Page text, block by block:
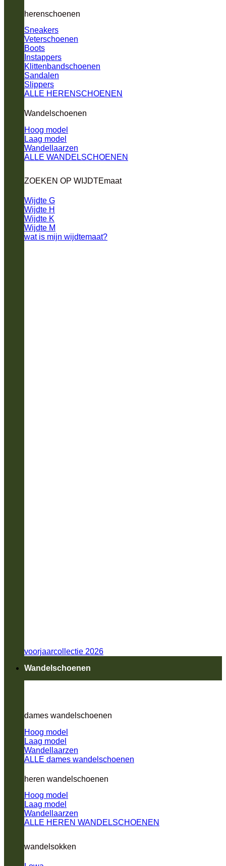
herenschoenen
Sneakers
Veterschoenen
Boots
Instappers
Klittenbandschoenen
Sandalen
Slippers
ALLE HERENSCHOENEN
Wandelschoenen
Hoog model
Laag model
Wandellaarzen
ALLE WANDELSCHOENEN
ZOEKEN OP WIJDTEmaat
Wijdte G
Wijdte H
Wijdte K
Wijdte M
wat is mijn wijdtemaat?
voorjaarcollectie 2026
Wandelschoenen
dames wandelschoenen
Hoog model
Laag model
Wandellaarzen
ALLE dames wandelschoenen
heren wandelschoenen
Hoog model
Laag model
Wandellaarzen
ALLE HEREN WANDELSCHOENEN
wandelsokken